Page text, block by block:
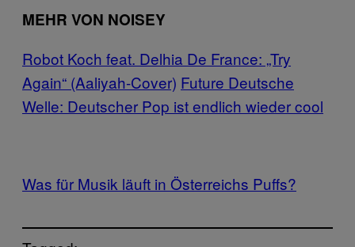
MEHR VON NOISEY
Robot Koch feat. Delhia De France: „Try
Again“ (Aaliyah-Cover) Future Deutsche
Welle: Deutscher Pop ist endlich wieder cool
Was für Musik läuft in Österreichs Puffs?